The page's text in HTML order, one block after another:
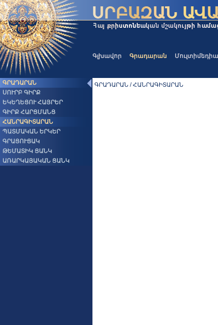
Գլխավոր Գրադարան Մուլտիմեդիա
ԳՐԱԴԱՐԱՆ
ՍՈՒՐԲ ԳԻՐՔ
ԵԿԵՂԵՑՈՒ ՀԱՅՐԵՐ
ԳԻՐՔ ՀԱՐՑՄԱՆՑ
ՀԱՆՐԱԳԻՏԱՐԱՆ
ՊԱՏՄԱԿԱՆ ԵՐԿԵՐ
ԳՐԱՑՈՒՑԱԿ
ԹԵՄԱՏԻԿ ՑԱՆԿ
ԱՌԱՐԿԱՅԱԿԱՆ ՑԱՆԿ
ԳՐԱԴԱՐԱՆ / ՀԱՆՐԱԳԻՏԱՐԱՆ